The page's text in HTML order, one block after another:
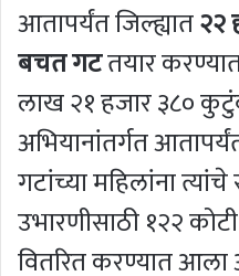
आतापर्यंत जिल्ह्यात२२
बचत गटतयार
लाख २१ हजार ३८०
अभियानांतर्गत
गटांच्या महिलांना त्यांचे
उभारणीसाठी १२२
वितरित करण्यात